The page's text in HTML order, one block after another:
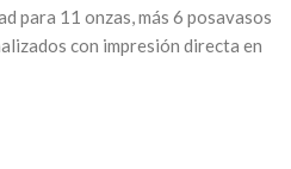
para 11 onzas, más 6 posavasos
con impresión directa en